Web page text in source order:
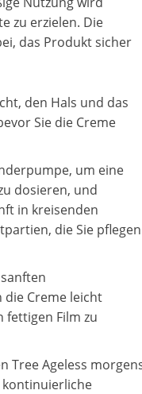
zu erzielen. Die
das Produkt sicher
den Hals und das
Sie die Creme
um eine
dosieren, und
in kreisenden
die Sie pflegen
Creme leicht
fettigen Film zu
Tree Ageless
kontinuierliche